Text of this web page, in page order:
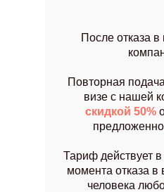
После отказа
Повторная
визе с нашей
скидкой 50%
Тариф действует в
момента отказа в
человека